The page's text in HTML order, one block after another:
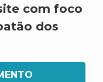
com foco
dos